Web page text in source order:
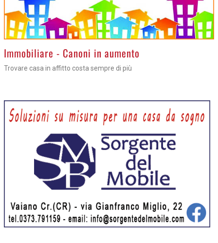
>Immobiliare - Canoni in aumento
Trovare casa in affitto costa sempre di più